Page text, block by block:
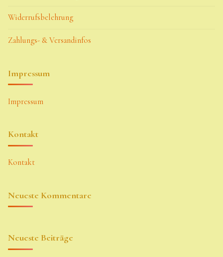
Widerrufsbelehrung
Zahlungs- & Versandinfos
Impressum
Impressum
Kontakt
Kontakt
Neueste Kommentare
Neueste Beiträge